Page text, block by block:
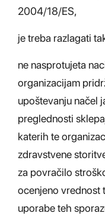
2004/18/ES,
je treba razlagati
ne nasprotujeta
organizacijam
upoštevanju načel
preglednosti
katerih te
zdravstvene
za povračilo
ocenjeno vrednost
uporabe teh